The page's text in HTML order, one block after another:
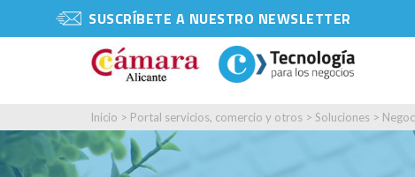
SUSCRÍBETE A NUESTRO NEWSLETTER
Inicio > Portal servicios, comercio y otros > Soluciones >